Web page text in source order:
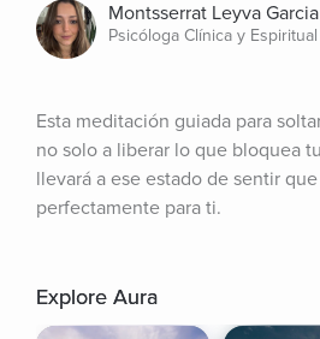
Montsserrat Leyva Garcia
Psicóloga Clínica y Espiritual
Esta meditación guiada para
no solo a liberar lo que bloquea
llevará a ese estado de sentir
perfectamente para ti.
Explore Aura